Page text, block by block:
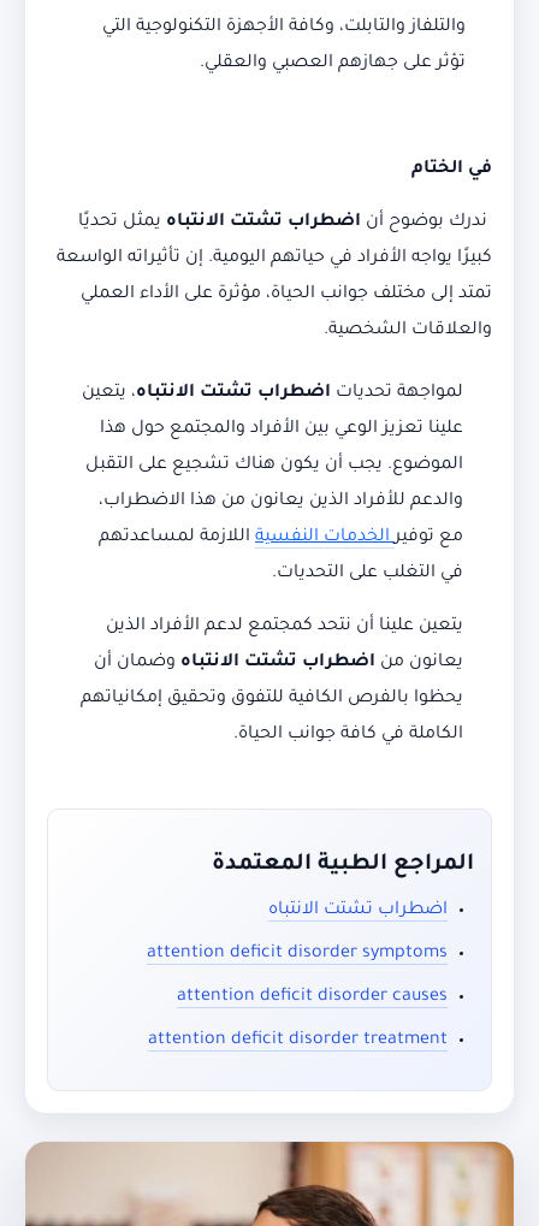
والتلفاز والتابلت، وكافة الأجهزة التكنولوجية التي
تؤثر على جهازهم العصبي والعقلي.
في الختام
ندرك بوضوح أن اضطراب تشتت الانتباه يمثل تحديًا
كبيرًا يواجه الأفراد في حياتهم اليومية. إن تأثيراته الواسعة
تمتد إلى مختلف جوانب الحياة، مؤثرة على الأداء العملي
والعلاقات الشخصية.
لمواجهة تحديات اضطراب تشتت الانتباه، يتعين
علينا تعزيز الوعي بين الأفراد والمجتمع حول هذا
الموضوع. يجب أن يكون هناك تشجيع على التقبل
والدعم للأفراد الذين يعانون من هذا الاضطراب،
مع توفيرالخدمات النفسية اللازمة لمساعدتهم
في التغلب على التحديات.
يتعين علينا أن نتحد كمجتمع لدعم الأفراد الذين
يعانون من اضطراب تشتت الانتباه وضمان أن
يحظوا بالفرص الكافية للتفوق وتحقيق إمكانياتهم
الكاملة في كافة جوانب الحياة.
المراجع الطبية المعتمدة
اضطراب تشتت الانتباه
attention deficit disorder symptoms
attention deficit disorder causes
attention deficit disorder treatment